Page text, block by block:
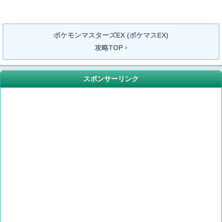
ポケモンマスターズEX (ポケマスEX)
攻略TOP ›
スポンサーリンク